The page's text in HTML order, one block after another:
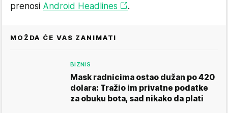
prenosi Android Headlines .
MOŽDA ĆE VAS ZANIMATI
BIZNIS
Mask radnicima ostao dužan po 420
dolara: Tražio im privatne podatke
za obuku bota, sad nikako da plati